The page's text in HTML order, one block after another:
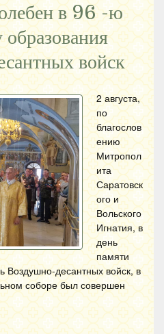
в 96 -ю
войск
2 августа,
по
благослов
ению
Митропол
ита
Саратовск
ого и
Вольского
Игнатия, в
день
памяти
Воздушно-десантных войск, в
соборе был совершен